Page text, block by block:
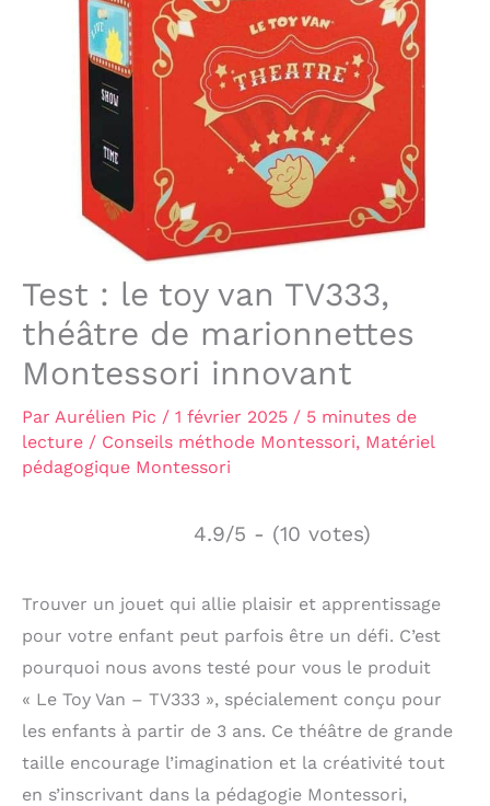
Test : le toy van TV333,
théâtre de marionnettes
Montessori innovant
Par Aurélien Pic / 1 février 2025 / 5 minutes de
lecture / Conseils méthode Montessori, Matériel
pédagogique Montessori
4.9/5 - (10 votes)
Trouver un jouet qui allie plaisir et apprentissage
pour votre enfant peut parfois être un défi. C’est
pourquoi nous avons testé pour vous le produit
« Le Toy Van – TV333 », spécialement conçu pour
les enfants à partir de 3 ans. Ce théâtre de grande
taille encourage l’imagination et la créativité tout
en s’inscrivant dans la pédagogie Montessori,